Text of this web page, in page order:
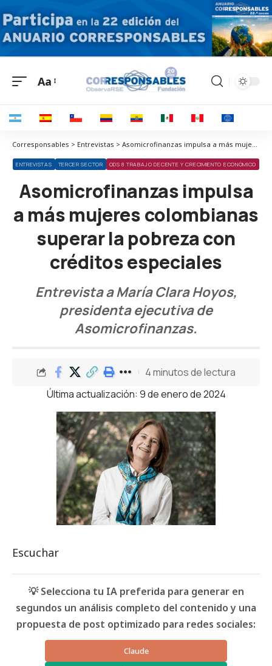
Aa
Corresponsables > Entrevistas > Asomicrofinanzas impulsa a más mujeres colombianas superar la pobreza con créditos especiales
ENTREVISTAS TERCER SECTOR ODS 8 TRABAJO DECENTE Y CRECIMIENTO ECONÓMICO
Asomicrofinanzas impulsa
a más mujeres colombianas
superar la pobreza con
créditos especiales
Entrevista a María Clara Hoyos,
presidenta ejecutiva de
Asomicrofinanzas.
Última actualización: 9 de enero de 2024
4 minutos de lectura
Escuchar
💡 Selecciona tu IA preferida para generar en
segundos un análisis completo del contenido y una
propuesta de post optimizado para redes sociales:
Claude